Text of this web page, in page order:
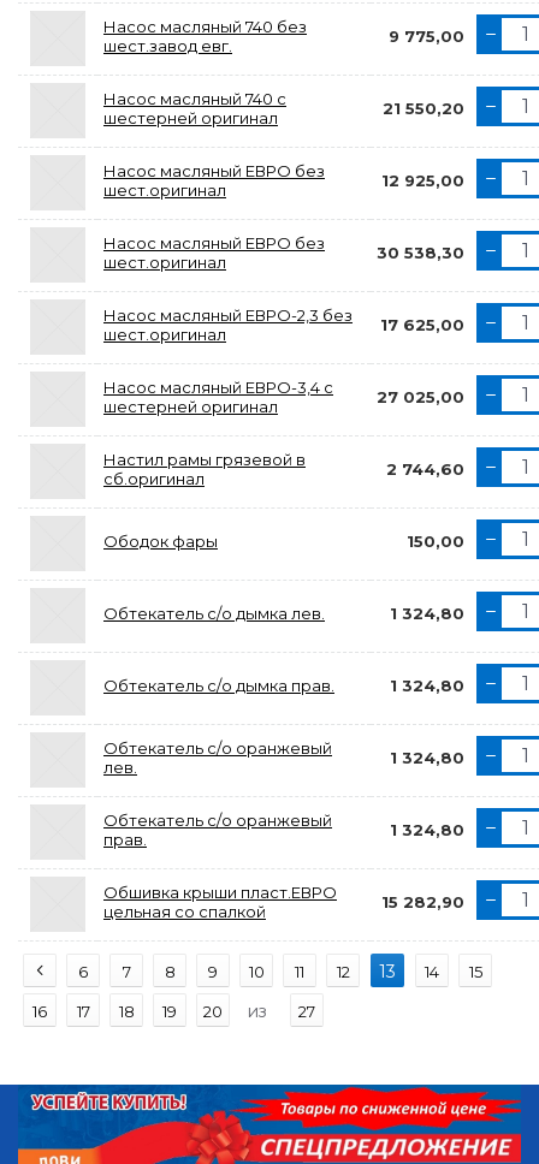
Насос масляный 740 без
шест.завод евг.
9 775,00
Насос масляный 740 с
шестерней оригинал
21 550,20
Насос масляный ЕВРО без
шест.оригинал
12 925,00
Насос масляный ЕВРО без
шест.оригинал
30 538,30
Насос масляный ЕВРО-2,3 без
шест.оригинал
17 625,00
Насос масляный ЕВРО-3,4 с
шестерней оригинал
27 025,00
Настил рамы грязевой в
сб.оригинал
2 744,60
Ободок фары 150,00
Обтекатель с/о дымка лев. 1 324,80
Обтекатель с/о дымка прав. 1 324,80
Обтекатель с/о оранжевый
лев.
1 324,80
Обтекатель с/о оранжевый
прав.
1 324,80
Обшивка крыши пласт.ЕВРО
цельная со спалкой
15 282,90
6 7 8 9 10 11 12 13 14 15
16 17 18 19 20 из 27